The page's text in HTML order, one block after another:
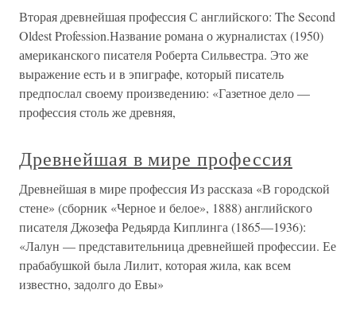
Вторая древнейшая профессия С английского: The Second
Oldest Profession.Название романа о журналистах (1950)
американского писателя Роберта Сильвестра. Это же
выражение есть и в эпиграфе, который писатель
предпослал своему произведению: «Газетное дело —
профессия столь же древняя,
Древнейшая в мире профессия
Древнейшая в мире профессия Из рассказа «В городской
стене» (сборник «Черное и белое», 1888) английского
писателя Джозефа Редьярда Киплинга (1865—1936):
«Лалун — представительница древнейшей профессии. Ее
прабабушкой была Лилит, которая жила, как всем
известно, задолго до Евы»